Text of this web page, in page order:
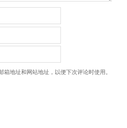
地址和网站地址，以便下次评论时使用。